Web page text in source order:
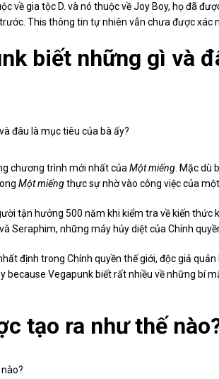
về gia tộc D. và nó thuộc về Joy Boy, họ đã
This thông tin tự nhiên vẫn chưa được xác
biết những gì và
chương trình mới nhất của Một miếng . Mặc
Một miếngthực sự nhờ vào công việc của
tận hưởng 500 năm khi kiểm tra về kiến ​​thức
Seraphim, những máy hủy diệt của Chính
định trong Chính quyền thế giới, độc giả
because Vegapunk biết rất nhiều về những bí
tạo ra như thế